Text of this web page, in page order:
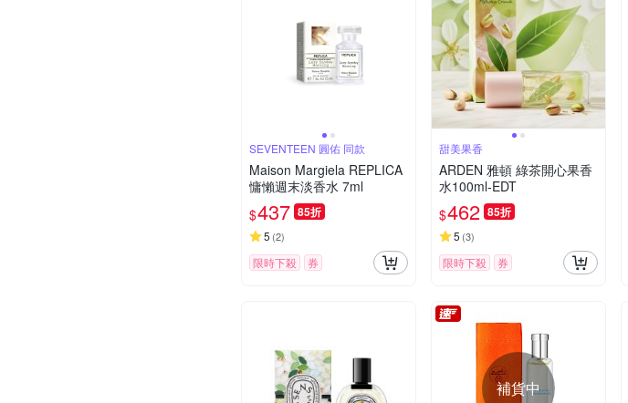
SEVENTEEN 圓佑 同款
Maison Margiela REPLICA
慵懶週末淡香水 7ml
$437 85折
5 (2)
限時下殺 券
甜美果香
ARDEN 雅頓 綠茶開心果香
水100ml-EDT
$462 85折
5 (3)
限時下殺 券
補貨中